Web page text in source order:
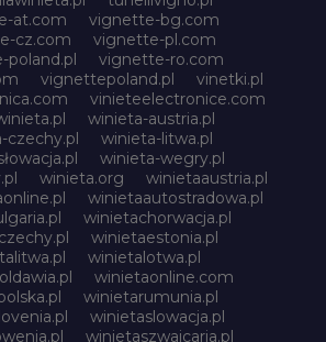
at.com
vignette-bg.com
cz.com
vignette-pl.com
poland.pl
vignette-ro.com
vignettepoland.pl
vinetki.pl
vinieteelectronice.com
winieta-austria.pl
czechy.pl
winieta-litwa.pl
winieta-wegry.pl
winieta.org
winietaaustria.pl
winietaautostradowa.pl
winietachorwacja.pl
winietaestonia.pl
winietalotwa.pl
winietaonline.com
winietarumunia.pl
winietaslowacja.pl
winietaszwajcaria.pl